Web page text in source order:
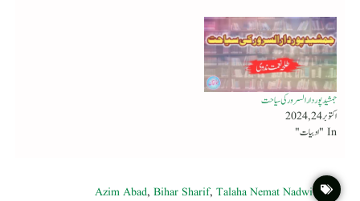
جمشید پور دار السرور کی سیاحت
اکتوبر 24, 2024
In "ادبیات"
Azim Abad,Bihar Sharif,Talaha Nemat Nadwi